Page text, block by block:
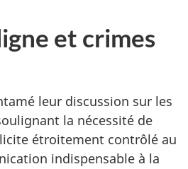
et crimes
leur discussion sur les
la nécessité de
étroitement contrôlé au
indispensable à la